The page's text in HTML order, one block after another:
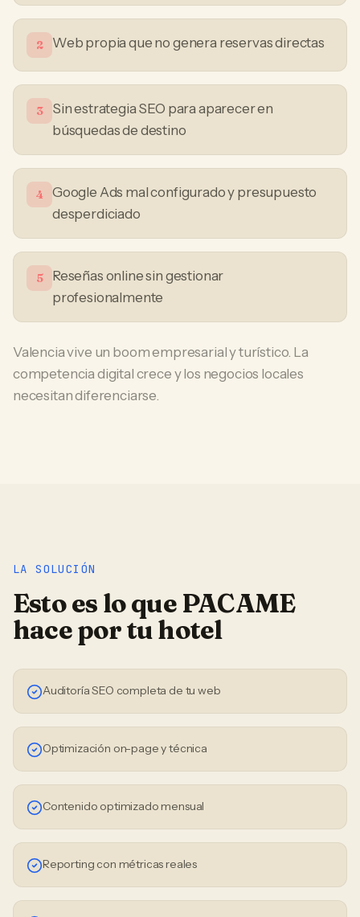
2 Web propia que no genera reservas directas
3
Sin estrategia SEO para aparecer en
búsquedas de destino
4
Google Ads mal configurado y presupuesto
desperdiciado
5
Reseñas online sin gestionar
profesionalmente
Valencia vive un boom empresarial y turístico. La
competencia digital crece y los negocios locales
necesitan diferenciarse.
LA SOLUCIÓN
Esto es lo que PACAME
hace por tuhotel
Auditoría SEO completa de tu web
Optimización on-page y técnica
Contenido optimizado mensual
Reporting con métricas reales